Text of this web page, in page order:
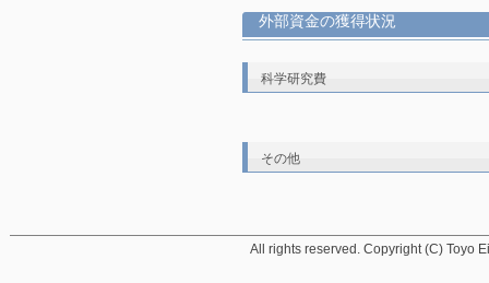
外部資金の獲得状況
科学研究費
その他